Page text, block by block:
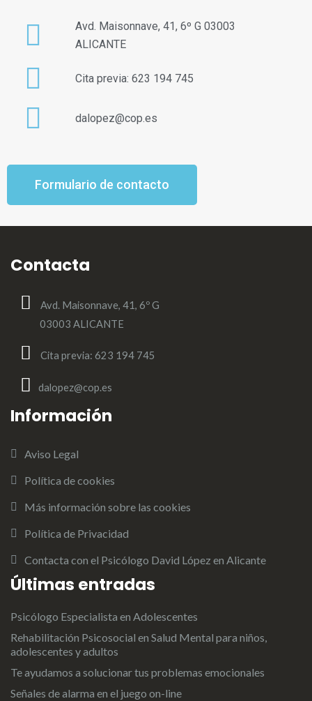
Avd. Maisonnave, 41, 6º G 03003
ALICANTE
Cita previa: 623 194 745
dalopez@cop.es
Formulario de contacto
Contacta
Avd. Maisonnave, 41, 6º G
03003 ALICANTE
Cita previa: 623 194 745
dalopez@cop.es
Información
Aviso Legal
Política de cookies
Más información sobre las cookies
Política de Privacidad
Contacta con el Psicólogo David López en Alicante
Últimas entradas
Psicólogo Especialista en Adolescentes
Rehabilitación Psicosocial en Salud Mental para niños,
adolescentes y adultos
Te ayudamos a solucionar tus problemas emocionales
Señales de alarma en el juego on-line